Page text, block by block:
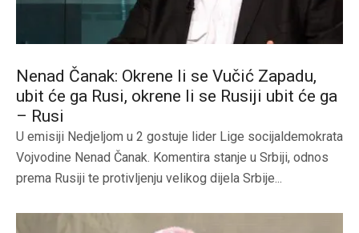
Nenad Čanak: Okrene li se Vučić Zapadu,
ubit će ga Rusi, okrene li se Rusiji ubit će ga
– Rusi
U emisiji Nedjeljom u 2 gostuje lider Lige socijaldemokrata
Vojvodine Nenad Čanak. Komentira stanje u Srbiji, odnos
prema Rusiji te protivljenju velikog dijela Srbije...